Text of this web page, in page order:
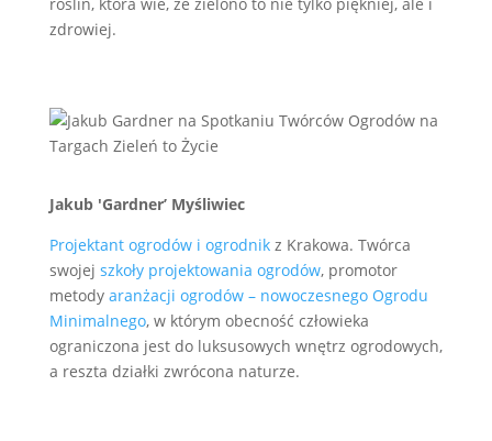
zdrowiej.
Jakub 'Gardner’ Myśliwiec
Projektant ogrodów i ogrodnikz Krakowa. Twórca
swojej szkoły projektowania ogrodów, promotor
metody aranżacji ogrodów – nowoczesnego Ogrodu
Minimalnego, w którym obecność człowieka
ograniczona jest do luksusowych wnętrz ogrodowych,
a reszta działki zwrócona naturze.